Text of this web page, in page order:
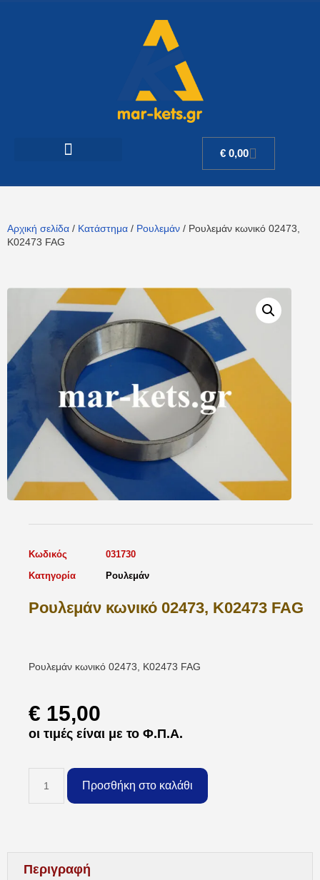
€ 0,00
Αρχική σελίδα / Κατάστημα / Ρουλεμάν / Ρουλεμάν κωνικό 02473,
K02473 FAG
Κωδικός
031730
Κατηγορία
Ρουλεμάν
Ρουλεμάν κωνικό 02473, K02473 FAG
Ρουλεμάν κωνικό 02473, K02473 FAG
€ 15,00
οι τιμές είναι με το Φ.Π.Α.
Προσθήκη στο καλάθι
Περιγραφή